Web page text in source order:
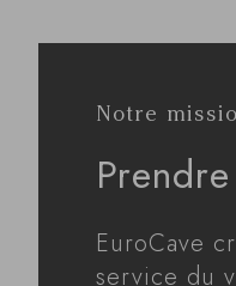
Notre
EuroCave
service du